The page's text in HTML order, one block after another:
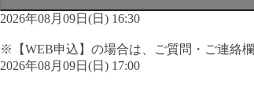
2026年08月09日(日) 16:30
※【WEB申込】の場合は、ご質問・ご連絡
2026年08月09日(日) 17:00